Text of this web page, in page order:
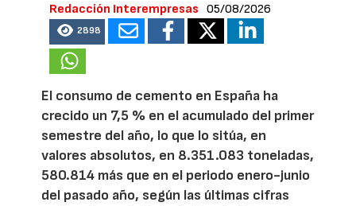
Redacción Interempresas 05/08/2026
2898
El consumo de cemento en España ha
crecido un 7,5 % en el acumulado del primer
semestre del año, lo que lo sitúa, en
valores absolutos, en 8.351.083 toneladas,
580.814 más que en el periodo enero-junio
del pasado año, según las últimas cifras